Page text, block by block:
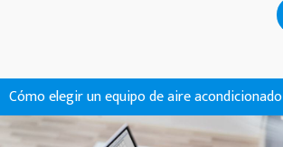
Cómo elegir un equipo de aire acondicionado